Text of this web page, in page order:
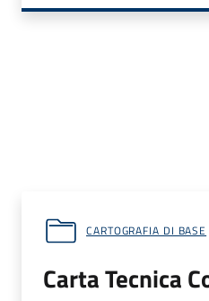
CARTOGRAFIA DI BASE
Carta Tecnica